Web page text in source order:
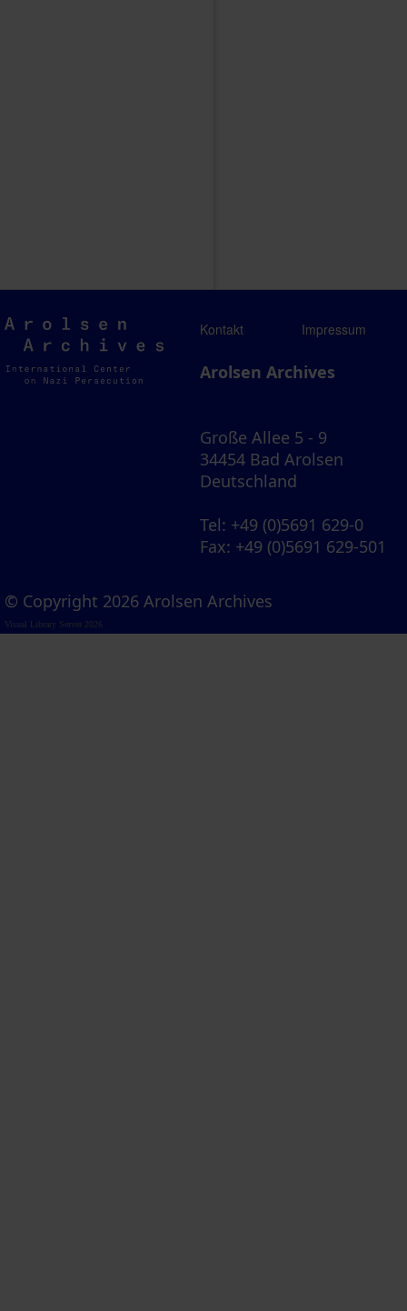
Arolsen
Archives
Kontakt Impressum
Arolsen Archives
Große Allee 5 - 9
34454 Bad Arolsen
Deutschland
Tel: +49 (0)5691 629-0
Fax: +49 (0)5691 629-501
© Copyright 2026 Arolsen Archives
Visual Library Server 2026